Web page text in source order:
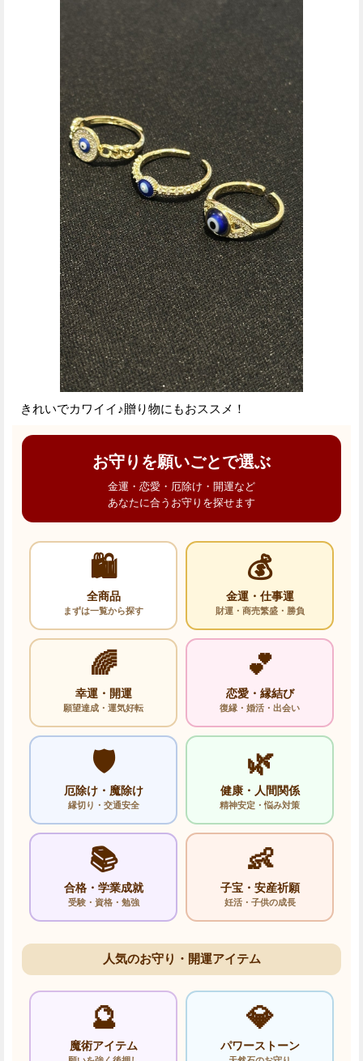
きれいでカワイイ♪贈り物にもおススメ！
お守りを願いごとで選ぶ
金運・恋愛・厄除け・開運など
あなたに合うお守りを探せます
🛍️
全商品
まずは一覧から探す
💰
金運・仕事運
財運・商売繁盛・勝負
🌈
幸運・開運
願望達成・運気好転
💕
恋愛・縁結び
復縁・婚活・出会い
🛡️
厄除け・魔除け
縁切り・交通安全
🌿
健康・人間関係
精神安定・悩み対策
📚
合格・学業成就
受験・資格・勉強
👶
子宝・安産祈願
妊活・子供の成長
人気のお守り・開運アイテム
🔮
魔術アイテム
💎
パワーストーン